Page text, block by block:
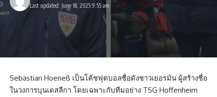
Last updated: June 18, 2025 9:55 am
Sebastian Hoeneß เป็นโค้ชฟุตบอลชื่อดังชาวเยอรมัน ผู้สร้างชื่อ
ในวงการบุนเดสลีกา โดยเฉพาะกับทีมอย่าง TSG Hoffenheim